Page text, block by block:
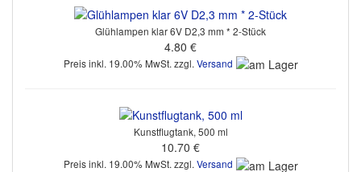
Glühlampen klar 6V D2,3 mm * 2-Stück
4.80 €
Preis inkl. 19.00% MwSt. zzgl. Versand
Kunstflugtank, 500 ml
10.70 €
Preis inkl. 19.00% MwSt. zzgl.Versand